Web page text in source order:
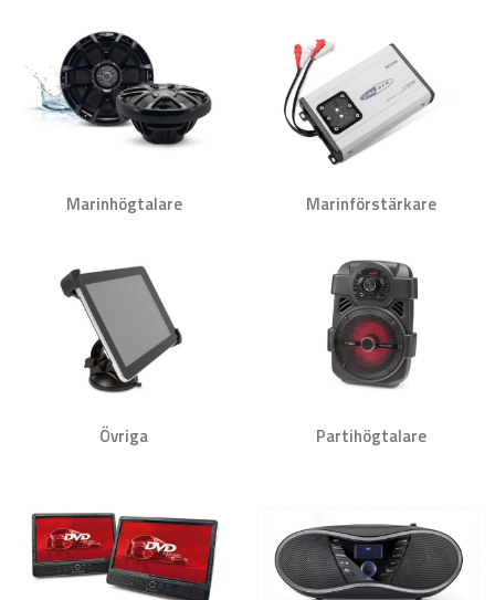
Marinhögtalare Marinförstärkare
Övriga Partihögtalare